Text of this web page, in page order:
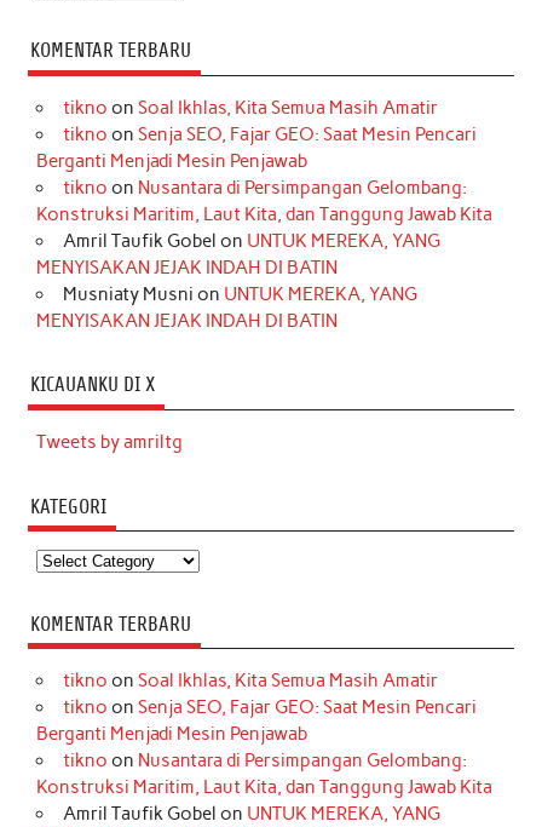
KOMENTAR TERBARU
tikno on Soal Ikhlas, Kita Semua Masih Amatir
tikno on Senja SEO, Fajar GEO: Saat Mesin Pencari
Berganti Menjadi Mesin Penjawab
tikno on Nusantara di Persimpangan Gelombang:
Konstruksi Maritim, Laut Kita, dan Tanggung Jawab Kita
Amril Taufik Gobel on UNTUK MEREKA, YANG
MENYISAKAN JEJAK INDAH DI BATIN
Musniaty Musni on UNTUK MEREKA, YANG
MENYISAKAN JEJAK INDAH DI BATIN
KICAUANKU DI X
Tweets by amriltg
KATEGORI
Kategori
KOMENTAR TERBARU
tikno on Soal Ikhlas, Kita Semua Masih Amatir
tikno on Senja SEO, Fajar GEO: Saat Mesin Pencari
Berganti Menjadi Mesin Penjawab
tikno on Nusantara di Persimpangan Gelombang:
Konstruksi Maritim, Laut Kita, dan Tanggung Jawab Kita
Amril Taufik Gobel on UNTUK MEREKA, YANG